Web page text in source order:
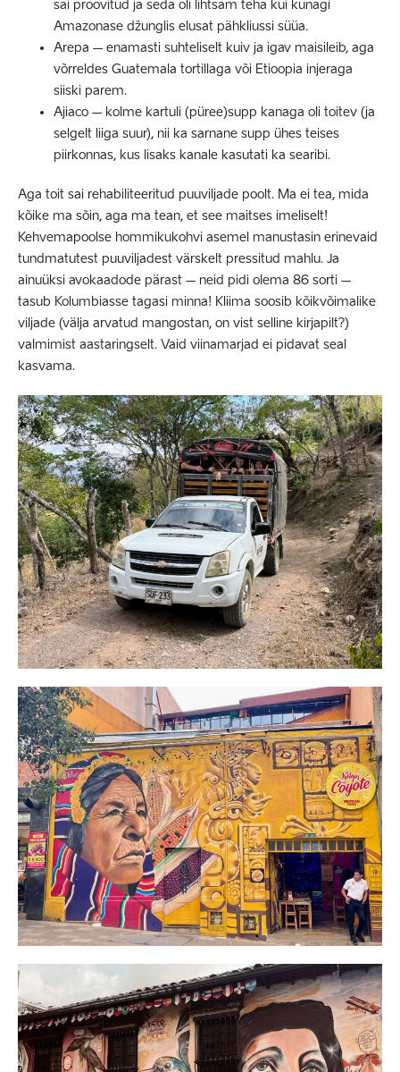
sai proovitud ja seda oli lihtsam teha kui kunagi
Amazonase džunglis elusat pähkliussi süüa.
Arepa – enamasti suhteliselt kuiv ja igav maisileib, aga
võrreldes Guatemala tortillaga või Etioopia injeraga
siiski parem.
Ajiaco – kolme kartuli (püree)supp kanaga oli toitev (ja
selgelt liiga suur), nii ka sarnane supp ühes teises
piirkonnas, kus lisaks kanale kasutati ka searibi.
Aga toit sai rehabiliteeritud puuviljade poolt. Ma ei tea, mida
kõike ma sõin, aga ma tean, et see maitses imeliselt!
Kehvemapoolse hommikukohvi asemel manustasin erinevaid
tundmatutest puuviljadest värskelt pressitud mahlu. Ja
ainuüksi avokaadode pärast – neid pidi olema 86 sorti –
tasub Kolumbiasse tagasi minna! Kliima soosib kõikvõimalike
viljade (välja arvatud mangostan, on vist selline kirjapilt?)
valmimist aastaringselt. Vaid viinamarjad ei pidavat seal
kasvama.